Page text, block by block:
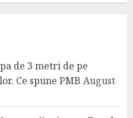
de 3 metri de pe
Ce spune PMB August